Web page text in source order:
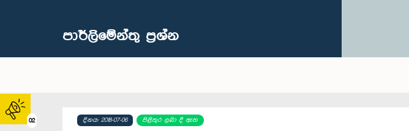
02
පාර්ලි‌මේන්තු‌ ප්‍රශ්න
දිනය: 2018-07-06 පිළිතුර ලබා දී ඇත